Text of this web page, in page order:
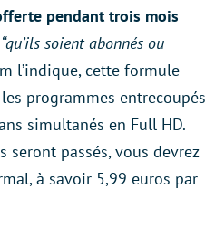
pendant trois mois
“qu’ils soient abonnés ou
l’indique, cette formule
programmes entrecoupés
simultanés en Full HD.
passés, vous devrez
à savoir 5,99 euros par